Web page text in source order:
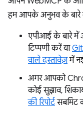
हम आपके अनुभव के बारे
एपीआई के बारे में
टिप्पणी करें या
वाले दस्तावेज़में
अगर आपको
कोई सुझाव,
की रिपोर्टसबमिट